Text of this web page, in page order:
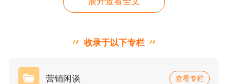
站的平均购物车放弃率高达70.22%
到加购这一步，就在产品页跳出了。
免费领取谷歌广告金
收录于以下专栏
营销闲谈 查看专栏